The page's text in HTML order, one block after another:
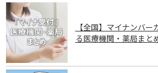
【全国】マイナンバ
る医療機関・薬局まと